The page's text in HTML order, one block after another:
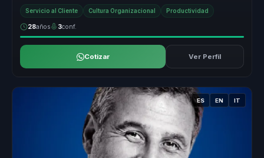
con un e...
Servicio al Cliente Cultura Organizacional Productividad
28años 3conf.
Cotizar Ver Perfil
ES EN IT